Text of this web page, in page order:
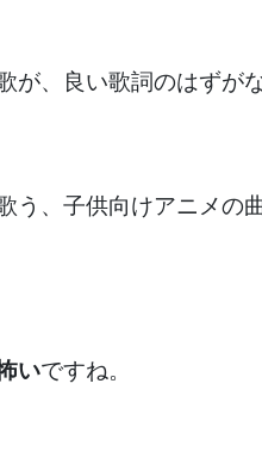
、良い歌詞のはずが
う、子供向けアニメの
いですね。